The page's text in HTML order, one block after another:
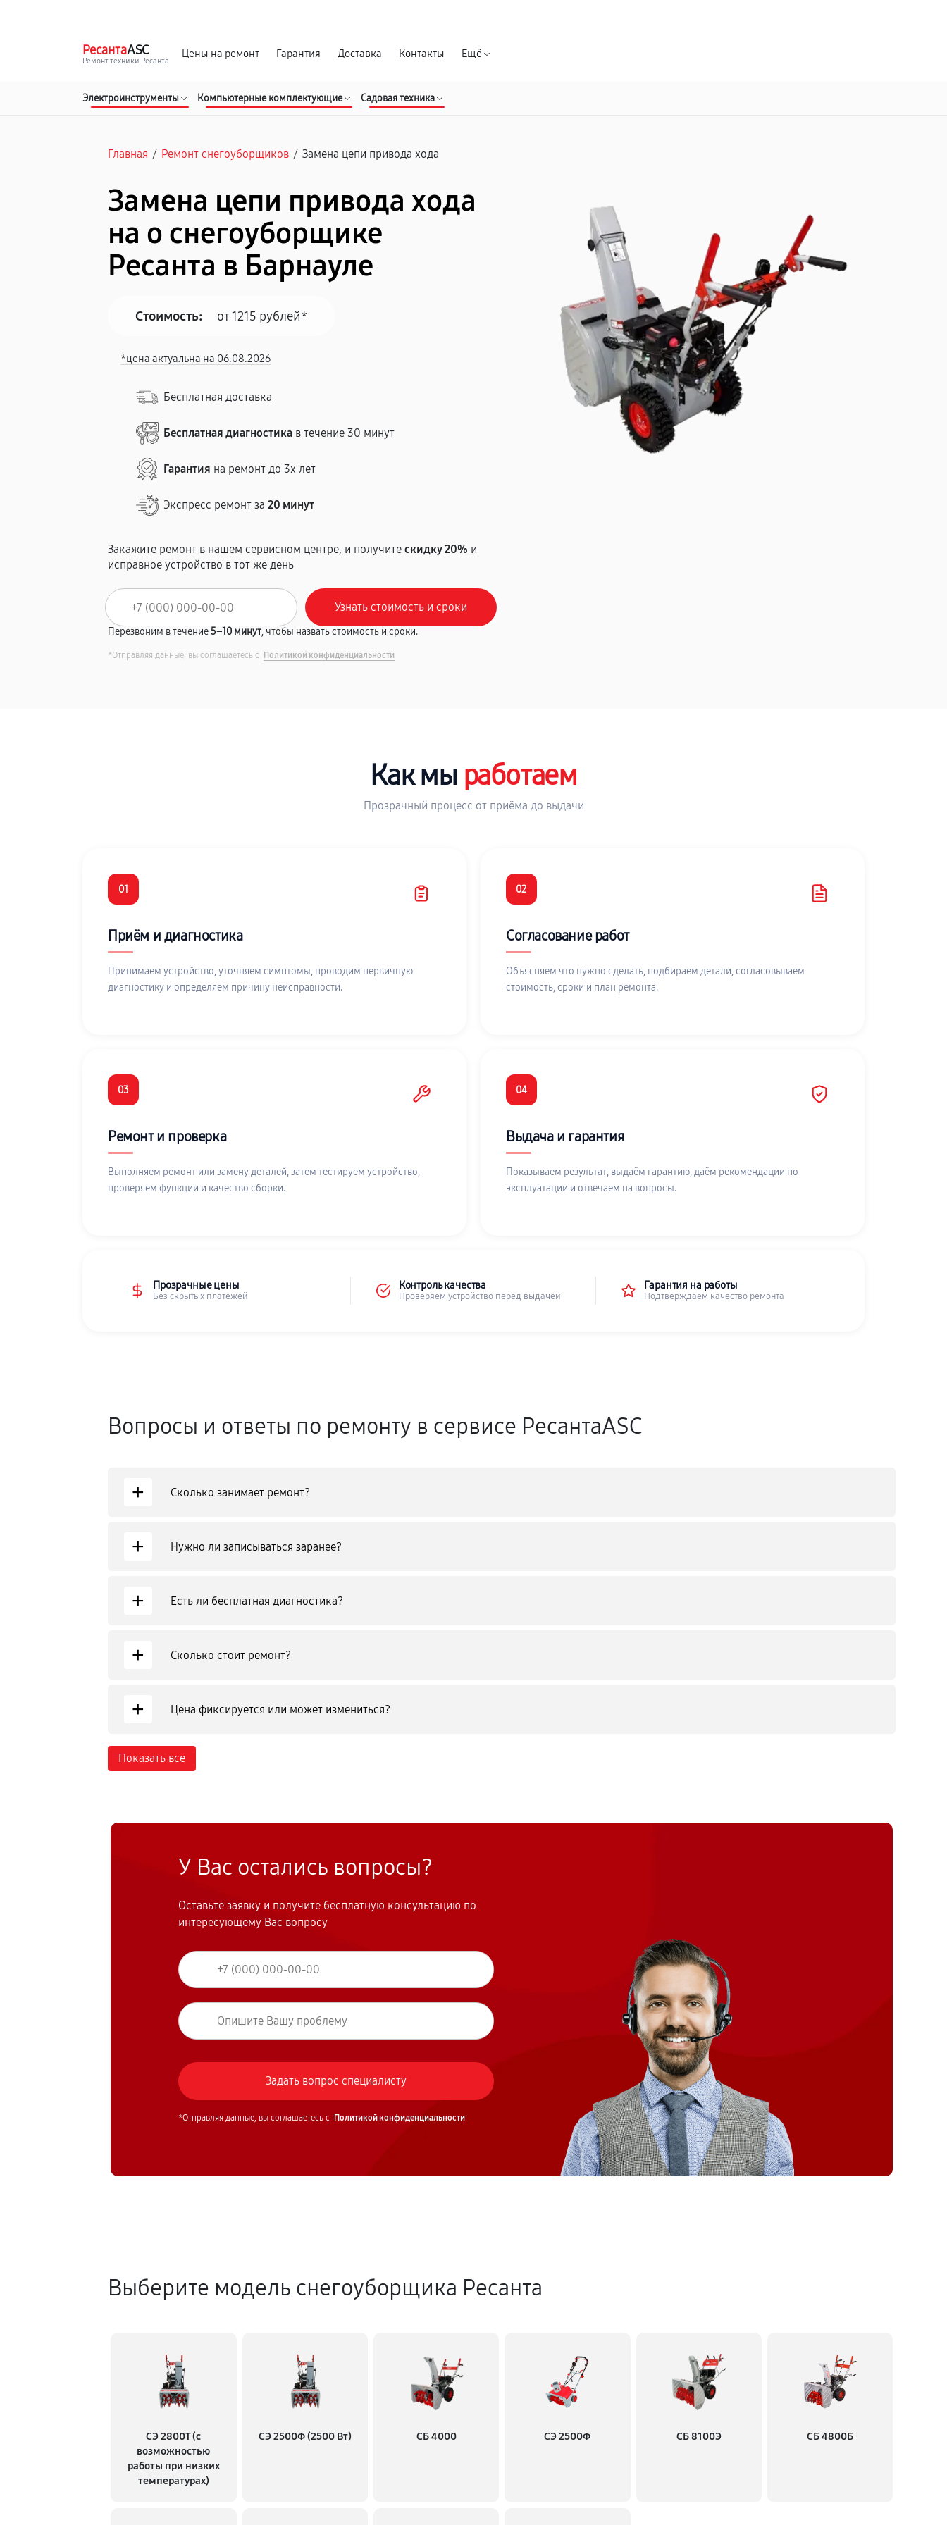
РесантаASC
Ремонт техники Ресанта
Цены на ремонт Гарантия Доставка Контакты Ещё
Электроинструменты Компьютерные комплектующие Садовая техника
Главная / Ремонт снегоуборщиков / Замена цепи привода хода
Замена цепи привода хода
на о снегоуборщике
Ресанта в Барнауле
Стоимость: от 1215 рублей*
*цена актуальна на 06.08.2026
Бесплатная доставка
Бесплатная диагностика в течение 30 минут
Гарантия на ремонт до 3х лет
Экспресс ремонт за20 минут
Закажите ремонт в нашем сервисном центре, и получитескидку 20% и
исправное устройство в тот же день
Перезвоним в течение5–10 минут, чтобы назвать стоимость и сроки.
*Отправляя данные, вы соглашаетесь с Политикой конфиденциальности
Как мы работаем
Прозрачный процесс от приёма до выдачи
01
Приём и диагностика
Принимаем устройство, уточняем симптомы, проводим первичную
диагностику и определяем причину неисправности.
02
Согласование работ
Объясняем что нужно сделать, подбираем детали, согласовываем
стоимость, сроки и план ремонта.
03
Ремонт и проверка
Выполняем ремонт или замену деталей, затем тестируем устройство,
проверяем функции и качество сборки.
04
Выдача и гарантия
Показываем результат, выдаём гарантию, даём рекомендации по
эксплуатации и отвечаем на вопросы.
Прозрачные цены
Без скрытых платежей
Контроль качества
Проверяем устройство перед выдачей
Гарантия на работы
Подтверждаем качество ремонта
Вопросы и ответы по ремонту в сервисе РесантаASC
+ Сколько занимает ремонт?
+ Нужно ли записываться заранее?
+ Есть ли бесплатная диагностика?
+ Сколько стоит ремонт?
+ Цена фиксируется или может измениться?
Показать все
У Вас остались вопросы?
Оставьте заявку и получите бесплатную консультацию по
интересующему Вас вопросу
*Отправляя данные, вы соглашаетесь с Политикой конфиденциальности
Выберите модель снегоуборщика Ресанта
СЭ 2800Т (с
возможностью
работы при низких
температурах)
СЭ 2500Ф (2500 Вт) СБ 4000 СЭ 2500Ф СБ 8100Э СБ 4800Б